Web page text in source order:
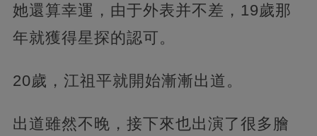
她還算幸運，由于外表并不差，19歲那
年就獲得星探的認可。
20歲，江祖平就開始漸漸出道。
出道雖然不晚，接下來也出演了很多膾